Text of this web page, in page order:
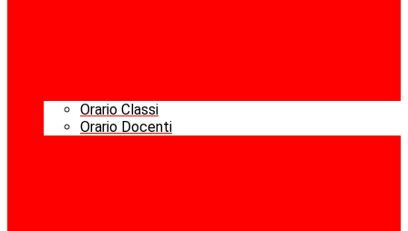
Orario Classi
Orario Docenti